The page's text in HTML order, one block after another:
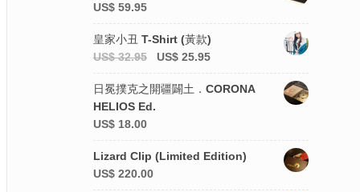
US$59.95
皇家小丑 T-Shirt (黃款)
US$32.95 US$ 25.95
日冕撲克之開疆闢土．CORONA
HELIOS Ed.
US$18.00
Lizard Clip (Limited Edition)
US$220.00